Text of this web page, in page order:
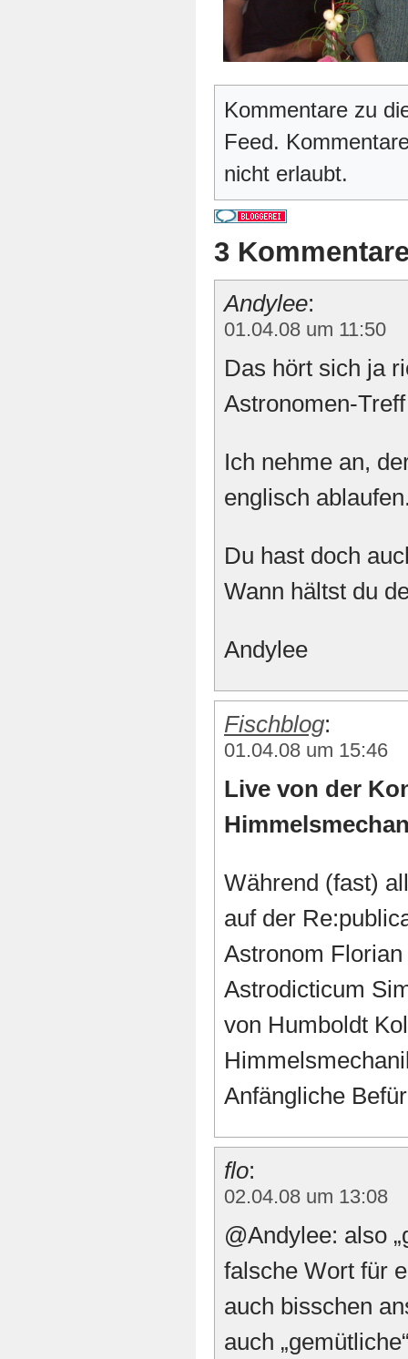
Kommentare zu
Feed.
nicht erlaubt.
3
Andylee:
01.04.08 um 11:50
Das hört sich ja
Astronomen-
Ich nehme an,
englisch
Du hast doch
Wann hältst du
Andylee
Fischblog:
01.04.08 um 15:46
Live von der
Während (fast)
auf der
Astronom
Astrodicticum
von Humboldt
Anfängliche
Flo:
02.04.08 um 13:08
@Andylee: also
falsche Wort für
auch bisschen
auch